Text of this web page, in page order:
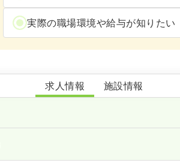
実際の職場環境や給与が知りたい
特別養護老人ホーム貴志川聖アンナの家
求人情報 施設情報